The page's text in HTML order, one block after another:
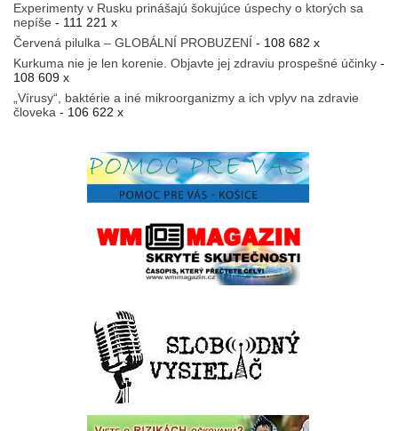
Experimenty v Rusku prinášajú šokujúce úspechy o ktorých sa
nepíše - 111 221 x
Červená pilulka – GLOBÁLNÍ PROBUZENÍ - 108 682 x
Kurkuma nie je len korenie. Objavte jej zdraviu prospešné účinky -
108 609 x
„Vírusy“, baktérie a iné mikroorganizmy a ich vplyv na zdravie
človeka - 106 622 x